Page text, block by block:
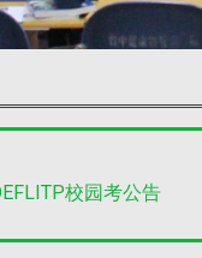
校园考公告